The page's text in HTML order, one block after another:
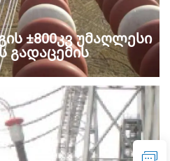
±800კვ უმაღლესი
გადაცემის